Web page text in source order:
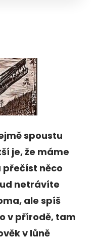
spoustu
je, že máme
přečíst něco
netrávíte
ale spíš
v přírodě, tam
v lůně